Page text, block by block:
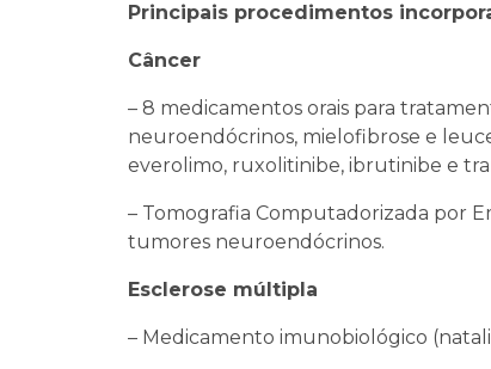
Principais procedimentos
Câncer
– 8 medicamentos orais para
neuroendócrinos, mielofibrose e
everolimo, ruxolitinibe, ibrutinibe e
– Tomografia Computadorizada por
tumores neuroendócrinos.
Esclerose múltipla
– Medicamento imunobiológico